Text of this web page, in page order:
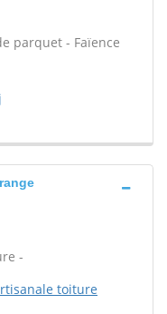
parquet - Faïence
-
toiture